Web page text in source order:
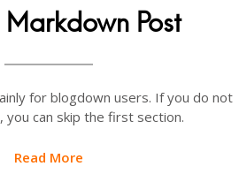
Post
for blogdown users. If you do not
you can skip the first section.
Read More